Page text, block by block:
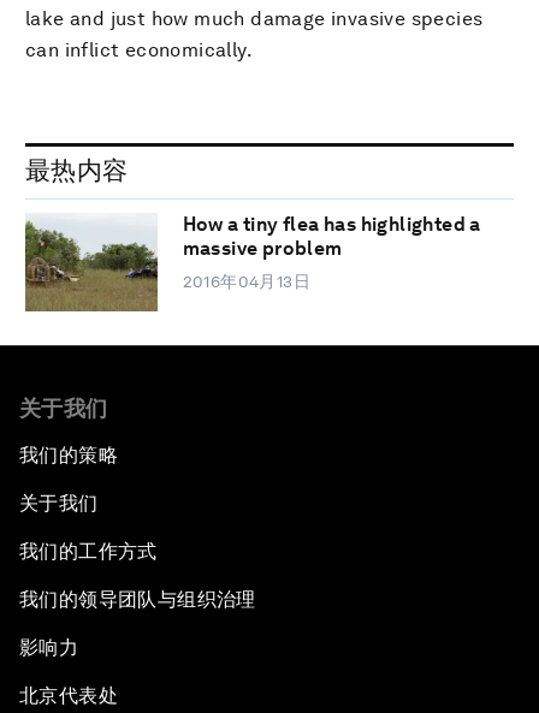
lake and just how much damage invasive species
can inflict economically.
最热内容
How a tiny flea has highlighted a
massive problem
2016年04月13日
关于我们
我们的策略
关于我们
我们的工作方式
我们的领导团队与组织治理
影响力
北京代表处